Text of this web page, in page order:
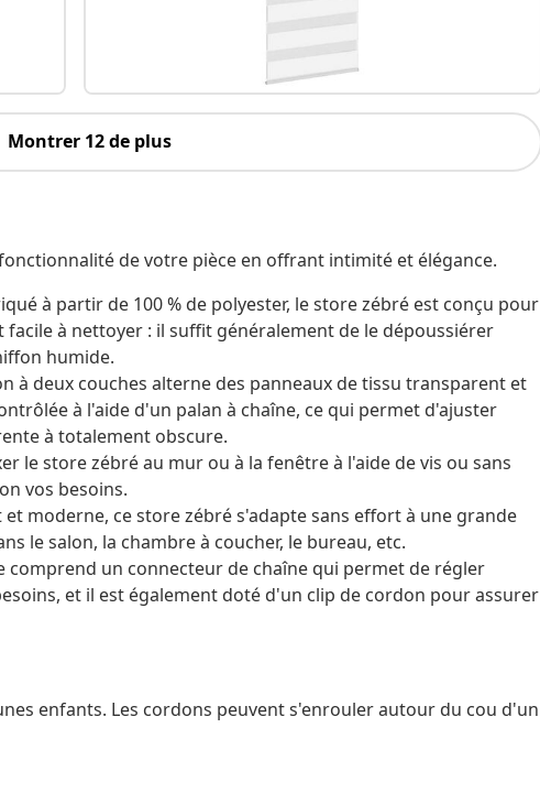
Montrer 12 de plus
de votre pièce en offrant intimité et élégance.
à partir de 100 % de polyester, le store zébré est conçu pour
à nettoyer : il suffit généralement de le dépoussiérer
humide.
à deux couches alterne des panneaux de tissu transparent et
à l'aide d'un palan à chaîne, ce qui permet d'ajuster
à totalement obscure.
le store zébré au mur ou à la fenêtre à l'aide de vis ou sans
vos besoins.
moderne, ce store zébré s'adapte sans effort à une grande
le salon, la chambre à coucher, le bureau, etc.
comprend un connecteur de chaîne qui permet de régler
et il est également doté d'un clip de cordon pour assurer
enfants. Les cordons peuvent s'enrouler autour du cou d'un